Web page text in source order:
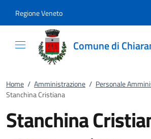
Regione Veneto
Comune di
Home / Amministrazione / Personale
Stanchina Cristiana
Stanchina